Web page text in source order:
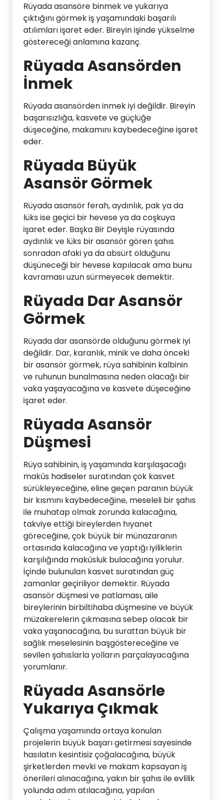
Rüyada asansöre binmek ve yukarıya
çıktığını görmek iş yaşamındaki başarılı
atılımları işaret eder. Bireyin işinde yükselme
göstereceği anlamına kazanç.
Rüyada Asansörden
İnmek
Rüyada asansörden inmek iyi değildir. Bireyin
başarısızlığa, kasvete ve güçlüğe
düşeceğine, makamını kaybedeceğine işaret
eder.
Rüyada Büyük
Asansör Görmek
Rüyada asansör ferah, aydınlık, pak ya da
lüks ise geçici bir hevese ya da coşkuya
işaret eder. Başka Bir Deyişle rüyasında
aydınlık ve lüks bir asansör gören şahıs
sonradan afaki ya da absürt olduğunu
düşüneceği bir hevese kapılacak ama bunu
kavraması uzun sürmeyecek demektir.
Rüyada Dar Asansör
Görmek
Rüyada dar asansörde olduğunu görmek iyi
değildir. Dar, karanlık, minik ve daha önceki
bir asansör görmek, rüya sahibinin kalbinin
ve ruhunun bunalmasına neden olacağı bir
vaka yaşayacağına ve kasvete düşeceğine
işaret eder.
Rüyada Asansör
Düşmesi
Rüya sahibinin, iş yaşamında karşılaşacağı
makûs hadiseler suratından çok kasvet
sürükleyeceğine, eline geçen paranın büyük
bir kısmını kaybedeceğine, meseleli bir şahıs
ile muhatap olmak zorunda kalacağına,
takviye ettiği bireylerden hıyanet
göreceğine, çok büyük bir münazaranın
ortasında kalacağına ve yaptığı iyiliklerin
karşılığında makûsluk bulacağına yorulur.
İçinde bulunulan kasvet suratından güç
zamanlar geçiriliyor demektir. Rüyada
asansör düşmesi ve patlaması, aile
bireylerinin birbiltihaba düşmesine ve büyük
müzakerelerin çıkmasına sebep olacak bir
vaka yaşanacağına, bu surattan büyük bir
sağlık meselesinin başgöstereceğine ve
sevilen şahıslarla yolların parçalayacağına
yorumlanır.
Rüyada Asansörle
Yukarıya Çıkmak
Çalışma yaşamında ortaya konulan
projelerin büyük başarı getirmesi sayesinde
hasılatın kesintisiz çoğalacağına, büyük
şirketlerden mevki ve makam kapsayan iş
önerileri alınacağına, yakın bir şahıs ile evlilik
yolunda adım atılacağına, yapılan